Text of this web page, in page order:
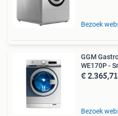
Bezoek
GGM
WE170P -
€ 2.365,71
Bezoek